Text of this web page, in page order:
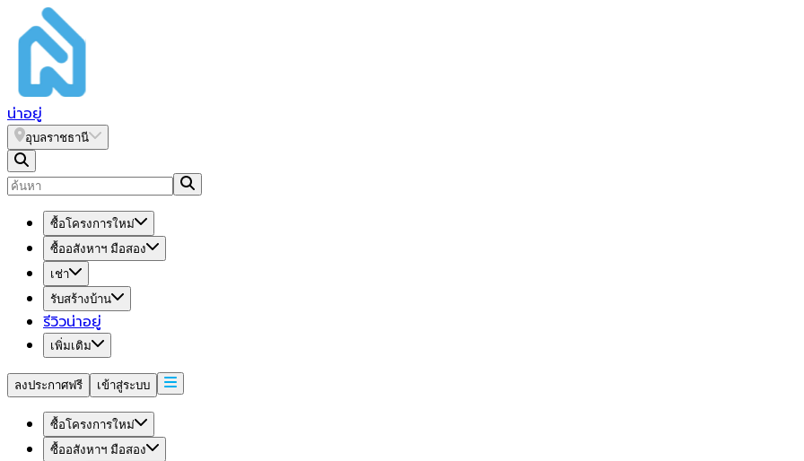
น่าอยู่
อุบลราชธานี
ซื้อโครงการใหม่
ซื้ออสังหาฯ มือสอง
เช่า
รับสร้างบ้าน
รีวิวน่าอยู่
เพิ่มเติม
ลงประกาศฟรี เข้าสู่ระบบ
ซื้อโครงการใหม่
ซื้ออสังหาฯ มือสอง